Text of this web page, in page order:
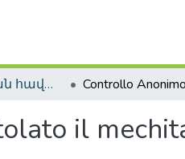
Հայագիտական հավաքածու / Armenica
il